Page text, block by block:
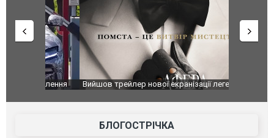
Вийшов трейлер нової екранізації легендарного
БЛОГОСТРІЧКА